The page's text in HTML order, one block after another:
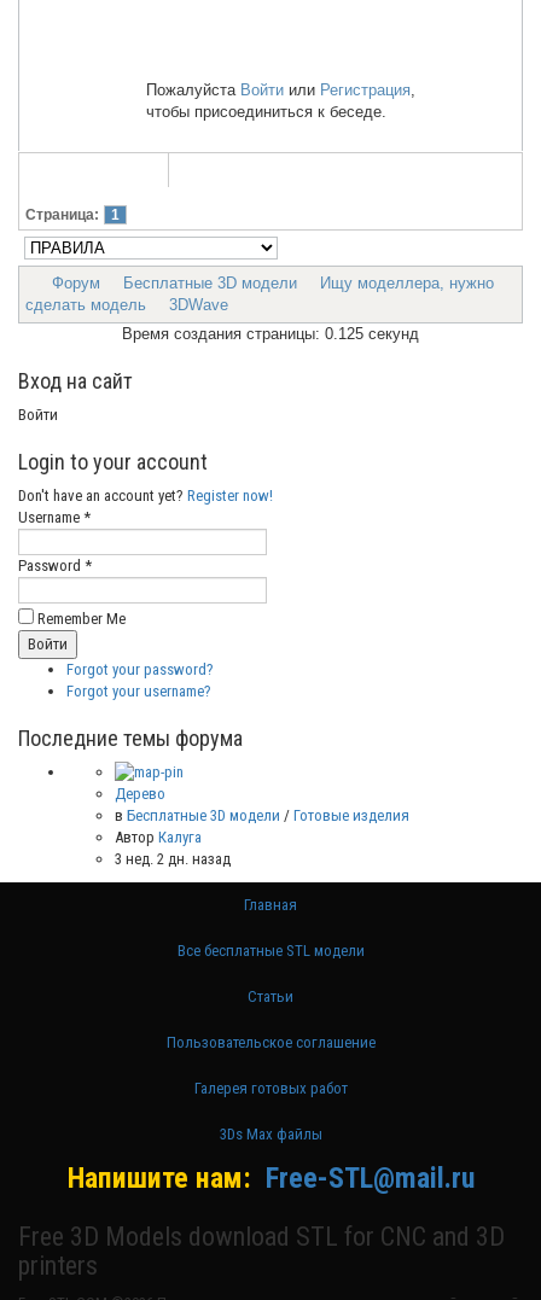
Пожалуйста Войти или Регистрация,
чтобы присоединиться к беседе.
Страница: 1
Форум Бесплатные 3D модели
Ищу моделлера, нужно
сделать модель
3DWave
Время создания страницы: 0.125 секунд
Вход на сайт
Войти
Login to your account
Don't have an account yet? Register now!
Username *
Password *
Remember Me
Forgot your password?
Forgot your username?
Последние темы форума
Дерево
в Бесплатные 3D модели / Готовые изделия
Автор Калуга
3 нед. 2 дн. назад
Главная
Все бесплатные STL модели
Статьи
Пользовательское соглашение
Галерея готовых работ
3Ds Max файлы
Напишите нам: Free-STL@mail.ru
Free 3D Models download STL for CNC and 3D
printers